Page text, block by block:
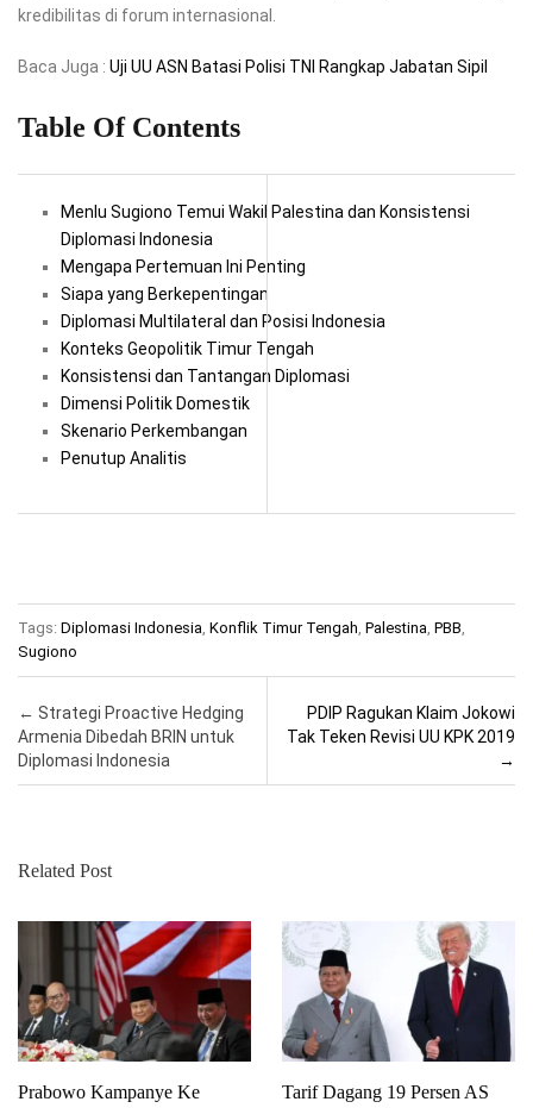
kredibilitas di forum internasional.
Baca Juga : Uji UU ASN Batasi Polisi TNI Rangkap Jabatan Sipil
Table Of Contents
Menlu Sugiono Temui Wakil Palestina dan Konsistensi
Diplomasi Indonesia
Mengapa Pertemuan Ini Penting
Siapa yang Berkepentingan
Diplomasi Multilateral dan Posisi Indonesia
Konteks Geopolitik Timur Tengah
Konsistensi dan Tantangan Diplomasi
Dimensi Politik Domestik
Skenario Perkembangan
Penutup Analitis
Tags: Diplomasi Indonesia, Konflik Timur Tengah, Palestina, PBB,
Sugiono
Post navigation
← Strategi Proactive Hedging
Armenia Dibedah BRIN untuk
Diplomasi Indonesia
PDIP Ragukan Klaim Jokowi
Tak Teken Revisi UU KPK 2019
→
Related Post
Prabowo Kampanye Ke
Tarif Dagang 19 Persen AS